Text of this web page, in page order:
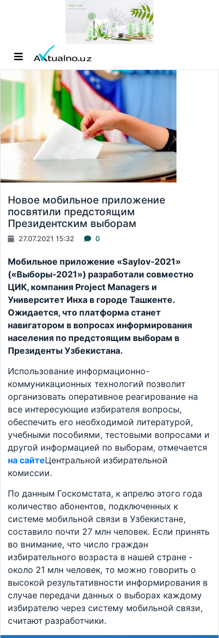
Новое мобильное приложение
посвятили предстоящим
Президентским выборам
27.07.2021 15:32 0
Мобильное приложение «Saylov-2021»
(«Выборы-2021») разработали совместно
ЦИК, компания Project Managers и
Университет Инха в городе Ташкенте.
Ожидается, что платформа станет
навигатором в вопросах информирования
населения по предстоящим выборам в
Президенты Узбекистана.
Использование информационно-
коммуникационных технологий позволит
организовать оперативное реагирование на
все интересующие избирателя вопросы,
обеспечить его необходимой литературой,
учебными пособиями, тестовыми вопросами и
другой информацией по выборам, отмечается
на сайтеЦентральной избирательной
комиссии.
По данным Госкомстата, к апрелю этого года
количество абонентов, подключенных к
системе мобильной связи в Узбекистане,
составило почти 27 млн человек. Если принять
во внимание, что число граждан
избирательного возраста в нашей стране -
около 21 млн человек, то можно говорить о
высокой результативности информирования в
случае передачи данных о выборах каждому
избирателю через систему мобильной связи,
считают разработчики.